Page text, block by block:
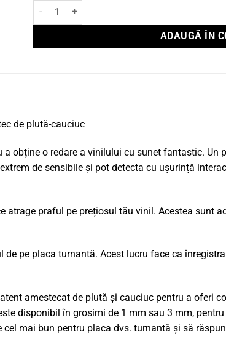
fost:
249lei.
187lei.
Cantitate Mat vinil Pro-Ject Cork Rubber It 1mm
ADAUGĂ ÎN
de plută-cauciuc
obține o redare a vinilului cu sunet fantastic. Un
de sensibile și pot detecta cu ușurință
praful pe prețiosul tău vinil. Acestea sunt
pe placa turnantă. Acest lucru face ca
amestecat de plută și cauciuc pentru a oferi
disponibil în grosimi de 1 mm sau 3 mm,
mai bun pentru placa dvs. turnantă și să